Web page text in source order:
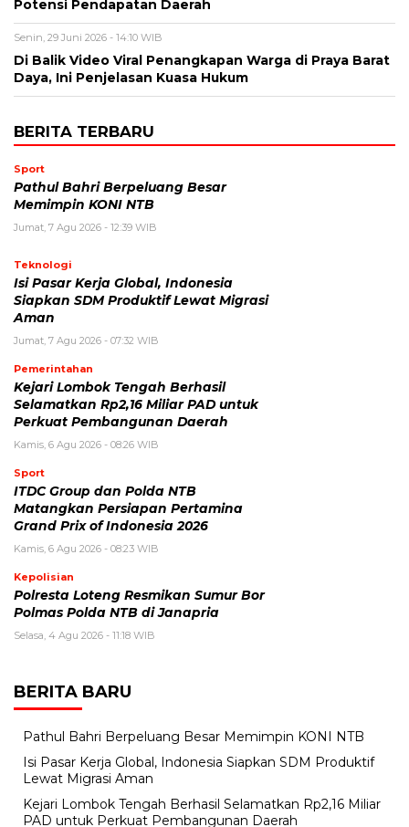
Potensi Pendapatan Daerah
Senin, 29 Juni 2026 - 14:10 WIB
Di Balik Video Viral Penangkapan Warga di Praya Barat
Daya, Ini Penjelasan Kuasa Hukum
BERITA TERBARU
Sport
Pathul Bahri Berpeluang Besar
Memimpin KONI NTB
Jumat, 7 Agu 2026 - 12:39 WIB
Teknologi
​Isi Pasar Kerja Global, Indonesia
Siapkan SDM Produktif Lewat Migrasi
Aman
Jumat, 7 Agu 2026 - 07:32 WIB
Pemerintahan
Kejari Lombok Tengah Berhasil
Selamatkan Rp2,16 Miliar PAD untuk
Perkuat Pembangunan Daerah
Kamis, 6 Agu 2026 - 08:26 WIB
Sport
ITDC Group dan Polda NTB
Matangkan Persiapan Pertamina
Grand Prix of Indonesia 2026
Kamis, 6 Agu 2026 - 08:23 WIB
Kepolisian
Polresta Loteng Resmikan Sumur Bor
Polmas Polda NTB di Janapria
Selasa, 4 Agu 2026 - 11:18 WIB
BERITA BARU
Pathul Bahri Berpeluang Besar Memimpin KONI NTB
​Isi Pasar Kerja Global, Indonesia Siapkan SDM Produktif
Lewat Migrasi Aman
Kejari Lombok Tengah Berhasil Selamatkan Rp2,16 Miliar
PAD untuk Perkuat Pembangunan Daerah